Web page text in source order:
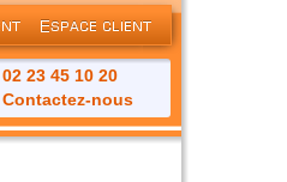
02 23 45 10 20
Contactez-nous